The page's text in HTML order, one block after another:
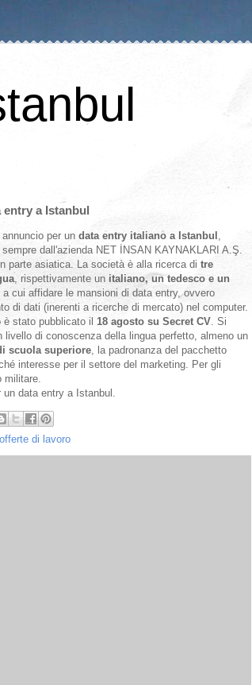
entry a Istanbul
per un data entry italiano a Istanbul ,
dall'azienda NET İNSAN KAYNAKLARI A.Ş.
parte asiatica. La società è alla ricerca di tre
, rispettivamente un italiano, un tedesco e un
a cui affidare le mansioni di data entry, ovvero
di dati (inerenti a ricerche di mercato) nel computer.
è stato pubblicato il 18 agosto su Secret CV. Si
livello di conoscenza della lingua perfetto, almeno un
scuola superiore, la padronanza del pacchetto
interesse per il settore del marketing. Per gli
militare.
un data entry a Istanbul.
offerte di lavoro